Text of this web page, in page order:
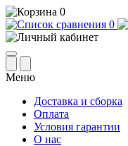
0
0
Меню
Доставка и сборка
Оплата
Условия гарантии
О нас